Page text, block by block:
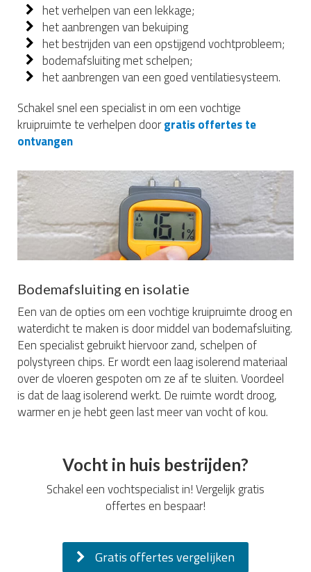
het verhelpen van een lekkage;
het aanbrengen van bekuiping
het bestrijden van een opstijgend vochtprobleem;
bodemafsluiting met schelpen;
het aanbrengen van een goed ventilatiesysteem.
Schakel snel een specialist in om een vochtige
kruipruimte te verhelpen doorgratis offertes te
ontvangen
Bodemafsluiting en isolatie
Een van de opties om een vochtige kruipruimte droog en
waterdicht te maken is door middel van bodemafsluiting.
Een specialist gebruikt hiervoor zand, schelpen of
polystyreen chips. Er wordt een laag isolerend materiaal
over de vloeren gespoten om ze af te sluiten. Voordeel
is dat de laag isolerend werkt. De ruimte wordt droog,
warmer en je hebt geen last meer van vocht of kou.
Vocht in huis bestrijden?
Schakel een vochtspecialist in! Vergelijk gratis
offertes en bespaar!
Gratis offertes vergelijken